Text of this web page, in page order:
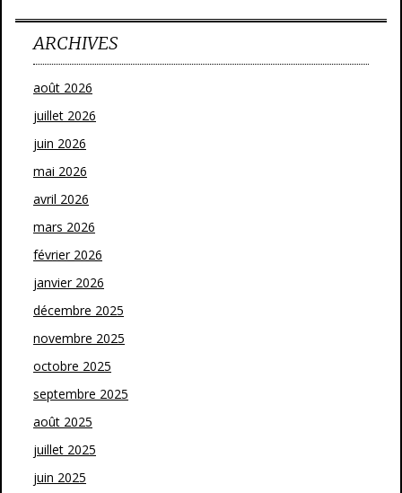
ARCHIVES
août 2026
juillet 2026
juin 2026
mai 2026
avril 2026
mars 2026
février 2026
janvier 2026
décembre 2025
novembre 2025
octobre 2025
septembre 2025
août 2025
juillet 2025
juin 2025